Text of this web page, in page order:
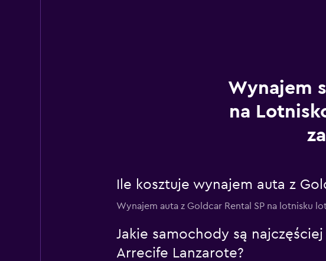
Wynajem
na
Ile kosztuje wynajem auta z
Wynajem auta z Goldcar Rental SP na lotnisku
Jakie samochody są
Arrecife Lanzarote?